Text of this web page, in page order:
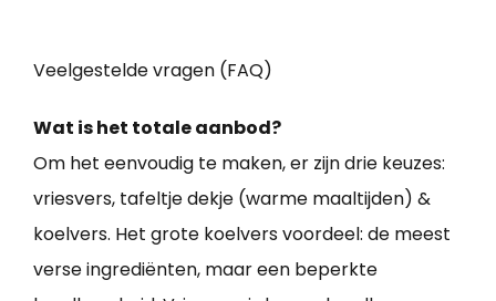
Veelgestelde vragen (FAQ)
Wat is het totale aanbod?
Om het eenvoudig te maken, er zijn drie keuzes:
vriesvers, tafeltje dekje (warme maaltijden) &
koelvers. Het grote koelvers voordeel: de meest
verse ingrediënten, maar een beperkte